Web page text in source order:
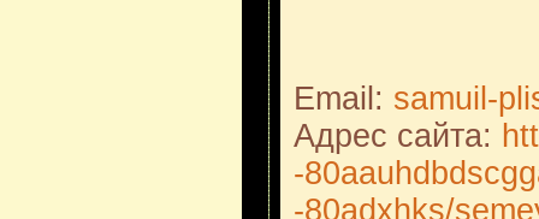
Email: samuil-
Адрес сайта:
-
-80adxhks/